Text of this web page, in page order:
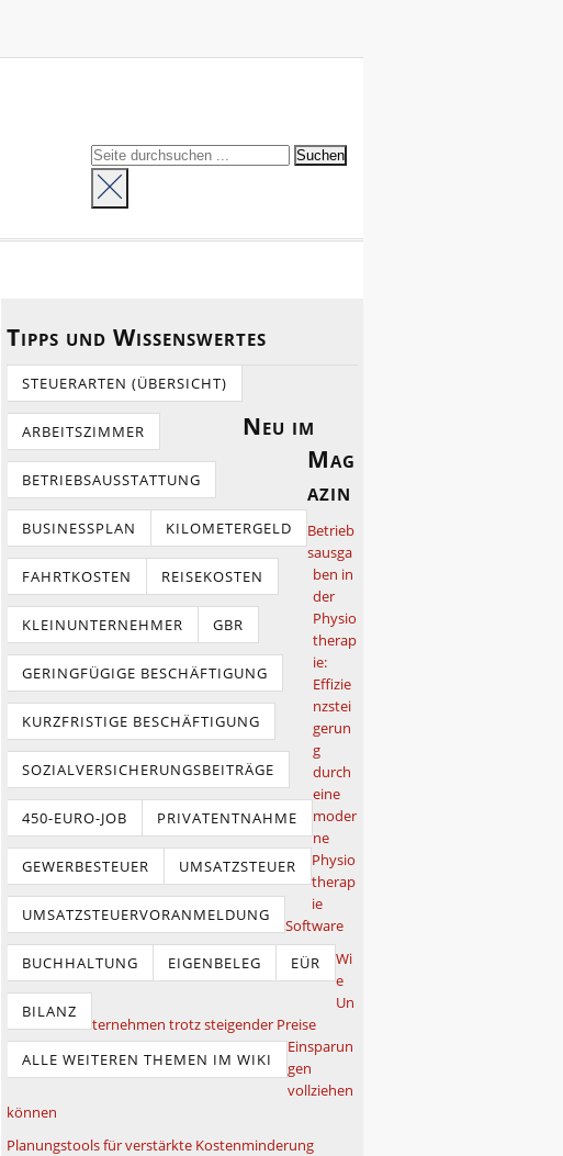
Tipps und Wissenswertes
STEUERARTEN (ÜBERSICHT)
ARBEITSZIMMER
BETRIEBSAUSSTATTUNG
BUSINESSPLAN KILOMETERGELD
FAHRTKOSTEN REISEKOSTEN
KLEINUNTERNEHMER GBR
GERINGFÜGIGE BESCHÄFTIGUNG
KURZFRISTIGE BESCHÄFTIGUNG
SOZIALVERSICHERUNGSBEITRÄGE
450-EURO-JOB PRIVATENTNAHME
GEWERBESTEUER UMSATZSTEUER
UMSATZSTEUERVORANMELDUNG
BUCHHALTUNG EIGENBELEG EÜR
BILANZ
ALLE WEITEREN THEMEN IM WIKI
Neu im
Mag
azin
Betrieb
sausga
ben in
der
Physio
therap
ie:
Effizie
nzstei
gerun
g
durch
eine
moder
ne
Physio
therap
ie
Software
Wi
e
Un
ternehmen trotz steigender Preise
Einsparun
gen
vollziehen
können
Planungstools für verstärkte Kostenminderung